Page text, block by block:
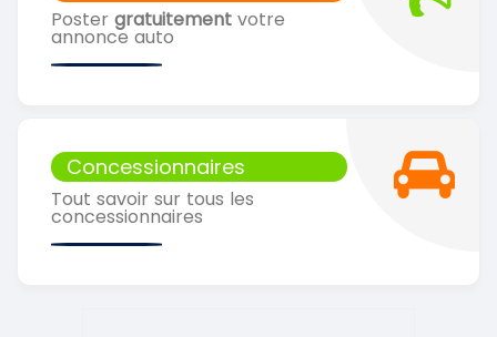
Poster gratuitement votre
annonce auto
Concessionnaires
Tout savoir sur tous les
concessionnaires